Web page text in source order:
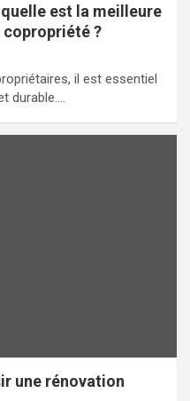
est la meilleure
?
il est essentiel
durable.…
une rénovation